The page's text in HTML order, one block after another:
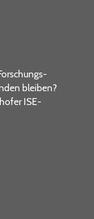
bleiben?
ISE-